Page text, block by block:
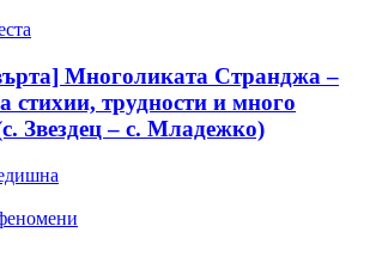
Многоликата Странджа –
стихии, трудности и много
Звездец – с. Младежко)